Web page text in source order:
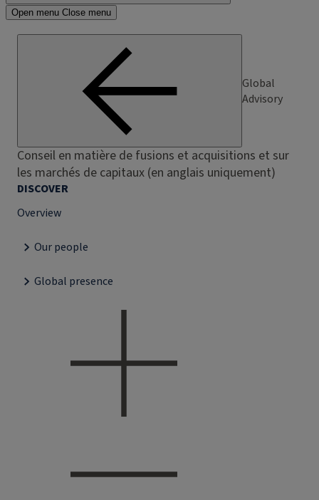
Open menu Close menu
Global
Advisory
Conseil en matière de fusions et acquisitions et sur
les marchés de capitaux (en anglais uniquement)
DISCOVER
Overview
Our people
Global presence